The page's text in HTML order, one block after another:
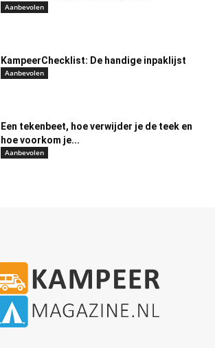
Aanbevolen
KampeerChecklist: De handige inpaklijst
Aanbevolen
Een tekenbeet, hoe verwijder je de teek en
hoe voorkom je...
Aanbevolen